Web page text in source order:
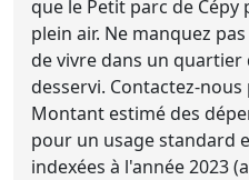
que le Petit parc de
plein air. Ne manquez
de vivre dans un quartier
desservi. Contactez-
Montant estimé des
pour un usage standard
indexées à l'année 2023